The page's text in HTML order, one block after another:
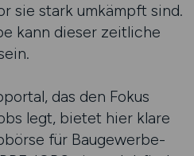
sie stark umkämpft sind.
kann dieser zeitliche
das den Fokus
legt, bietet hier klare
für Baugewerbe-